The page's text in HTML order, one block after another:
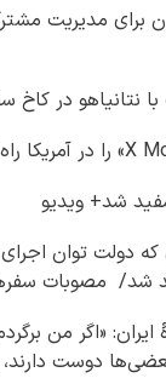
برای مدیریت
نتانیاهو در کاخ
شد+ ویدیو
دولت توان اجرای
شد/ مصوبات
است+ عکس
«اگر من
دوست